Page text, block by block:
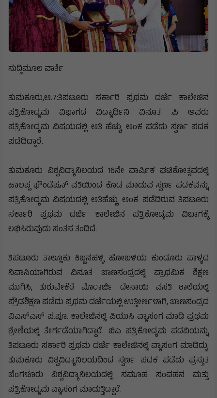
ಸುದ್ದಿಮೂಲ ವಾರ್ತೆ
ತುಮಕೂರು,ಆ.7:ತಿಪಟೂರು ಸರ್ಕಾರಿ ಪ್ರಥಮ ದರ್ಜೆ ಕಾಲೇಜಿನ
ಪತ್ರಿಕೋದ್ಯಮ ವಿಭಾಗದ ವಿದ್ಯಾರ್ಥಿನಿ ವಿನೂತ .ಪಿ ಅವರು
ಪತ್ರಿಕೋದ್ಯಮ ವಿಷಯದಲ್ಲಿ ಅತಿ ಹೆಚ್ಚು ಅಂಕ ಪಡೆದು ಸ್ವರ್ಣ ಪದಕ
ಪಡೆದಿದ್ದಾರೆ.
ತುಮಕೂರು ವಿಶ್ವವಿದ್ಯಾನಿಲಯದ 16ನೇ ವಾರ್ಷಿಕ ಘಟಿಕೋತ್ಸವದಲ್ಲಿ
ಹಾಲಪ್ಪ ಫೌಂಡೆಷನ್ ವತಿಯಿಂದ ಕೊಡ ಮಾಡುವ ಸ್ವರ್ಣ ಪದಕವನ್ನು
ಪತ್ರಿಕೋದ್ಯಮ ವಿಷಯದಲ್ಲಿ ಅತಿಹೆಚ್ಚು ಅಂಕ ಪಡೆದಿರುವ ತಿಪಟೂರು
ಸರ್ಕಾರಿ ಪ್ರಥಮ ದರ್ಜೆ ಕಾಲೇಜಿನ ಪತ್ರಿಕೋದ್ಯಮ ವಿಭಾಗಕ್ಕೆ
ಲಭಿಸಿರುವುದು ಸಂತಸ ತಂದಿದೆ.
ತಿಪಟೂರು ತಾಲ್ಲೂಕು ಕಿಬ್ಬನಹಳ್ಳಿ ಹೋಬಳಿಯ ಕುಂದೂರು ಪಾಳ್ಯದ
ನಿವಾಸಿಯಾಗಿರುವ ವಿನೂತ ಬಾಣಸಂದ್ರದಲ್ಲಿ ಪ್ರಾಥಮಿಕ ಶಿಕ್ಷಣ
ಮುಗಿಸಿ, ತುರುವೇಕೆರೆ ಮೊರಾರ್ಜಿ ದೇಸಾಯಿ ವಸತಿ ಶಾಲೆಯಲ್ಲಿ
ಪ್ರೌಢಶಿಕ್ಷಣ ಪಡೆದು ಪ್ರಥಮ ದರ್ಜೆಯಲ್ಲಿ ಉತ್ತೀರ್ಣಳಾಗಿ, ಬಾಣಸಂದ್ರದ
ವಿಎಸ್‌ಎಸ್‌ ಪ.ಪೂ. ಕಾಲೇಜಿನಲ್ಲಿ ಪಿಯುಸಿ ವ್ಯಾಸಂಗ ಮಾಡಿ ಪ್ರಥಮ
ಶ್ರೇಣಿಯಲ್ಲಿ ತೇರ್ಗಡೆಯಾಗಿದ್ದಾರೆ. ಬಿಎ ಪತ್ರಿಕೋದ್ಯಮ ಪದವಿಯನ್ನು
ತಿಪಟೂರು ಸರ್ಕಾರಿ ಪ್ರಥಮ ದರ್ಜೆ ಕಾಲೇಜಿನಲ್ಲಿ ವ್ಯಾಸಂಗ ಮಾಡಿದ್ದು,
ತುಮಕೂರು ವಿಶ್ವವಿದ್ಯಾನಿಲಯದಿಂದ ಸ್ವರ್ಣ ಪದಕ ಪಡೆದು ಪ್ರಸ್ತುತ
ಬೆಂಗಳೂರು ವಿಶ್ವವಿದ್ಯಾನಿಲಯದಲ್ಲಿ ಸಮೂಹ ಸಂವಹನ ಮತ್ತು
ಪತ್ರಿಕೋದ್ಯಮ ವ್ಯಾಸಂಗ ಮಾಡುತ್ತಿದ್ದಾರೆ.